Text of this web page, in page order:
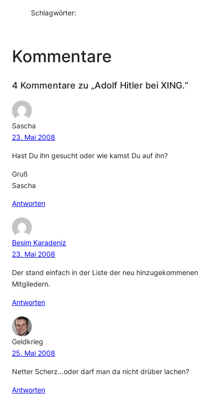
Schlagwörter:
Kommentare
4 Kommentare zu „Adolf Hitler bei XING.“
Sascha
23. Mai 2008
Hast Du ihn gesucht oder wie kamst Du auf ihn?
Gruß
Sascha
Antworten
Besim Karadeniz
23. Mai 2008
Der stand einfach in der Liste der neu hinzugekommenen
Mitgliedern.
Antworten
Geldkrieg
25. Mai 2008
Netter Scherz…oder darf man da nicht drüber lachen?
Antworten